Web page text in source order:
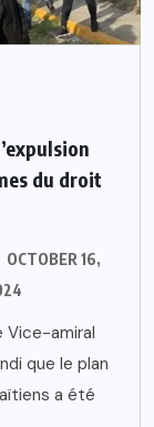
du droit
OCTOBER 16,
Vice-amiral
que le plan
a été